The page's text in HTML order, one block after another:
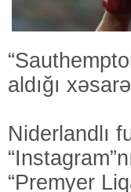
aldığı
Niderlandlı
“Premyer